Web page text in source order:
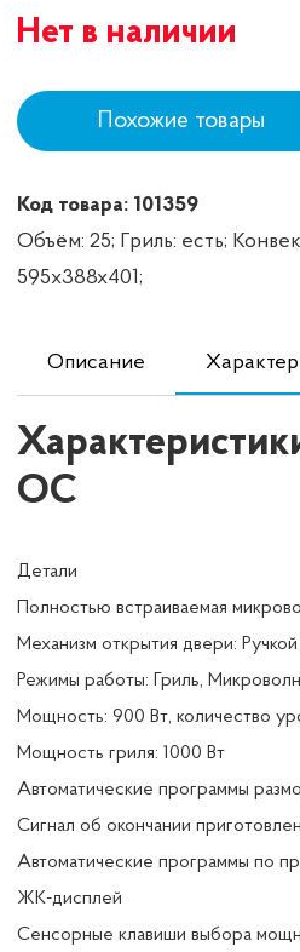
Нет в наличии
Похожие товары
Код товара: 101359
Объём: 25; Гриль: есть;
595x388x401;
Описание
OC
Детали
Полностью встраиваемая
Механизм открытия двери: Ручкой
Режимы работы: Гриль,
Мощность: 900 Вт, количество
Мощность гриля: 1000 Вт
Автоматические программы
Сигнал об окончании
Автоматические программы по
ЖК-дисплей
Сенсорные клавиши выбора